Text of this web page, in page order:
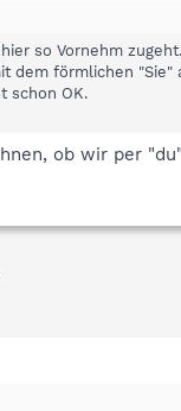
so Vornehm
dem förmlichen "Sie"
schon OK.
ob wir per